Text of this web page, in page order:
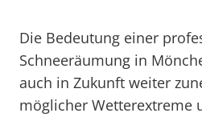
Die Bedeutung einer
Schneeräumung in
auch in Zukunft weiter
möglicher Wetterextreme